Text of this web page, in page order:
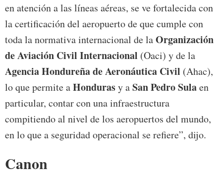
en atención a las líneas aéreas, se ve fortalecida con
la certificación del aeropuerto de que cumple con
toda la normativa internacional de laOrganización
de Aviación Civil Internacional (Oaci) y de la
Agencia Hondureña de Aeronáutica Civil (Ahac),
lo que permite aHondurasy aSan Pedro Sulaen
particular, contar con una infraestructura
compitiendo al nivel de los aeropuertos del mundo,
en lo que a seguridad operacional se refiere”, dijo.
Canon